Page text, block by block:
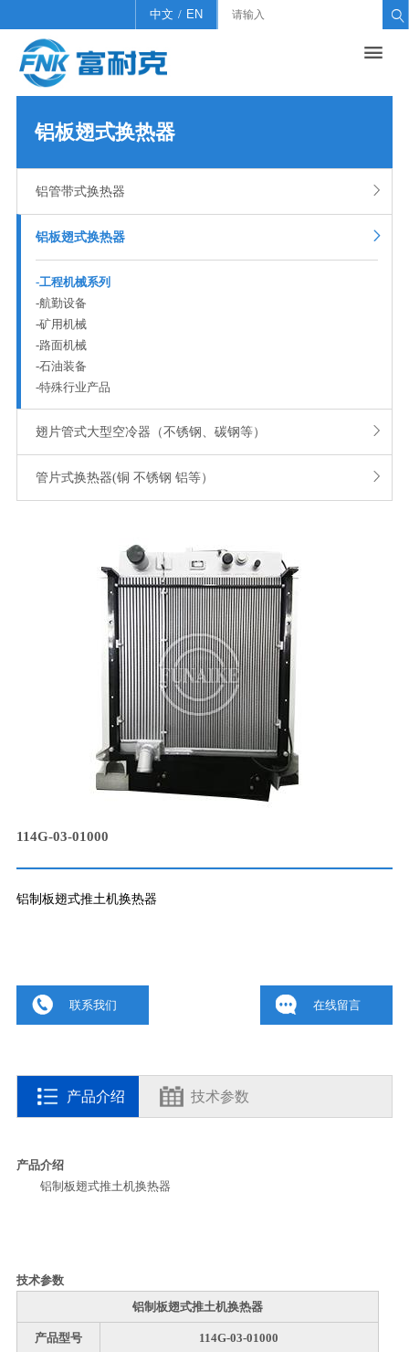

中文 / EN

产品中心
铝管带式换热器
管片式换热器(铜 不锈钢 铝等）
关于我们
公司简介
招贤纳士
招聘信息
新闻中心
公司新闻
联系我们
联系我们
铝板翅式换热器
铝管带式换热器 
铝板翅式换热器 
-工程机械系列
-航勤设备
-矿用机械
-路面机械
-石油装备
-特殊行业产品
翅片管式大型空冷器（不锈钢、碳钢等） 
管片式换热器(铜 不锈钢 铝等） 
114G-03-01000
铝制板翅式推土机换热器
联系我们 在线留言
产品介绍 技术参数
产品介绍
铝制板翅式推土机换热器
技术参数
铝制板翅式推土机换热器
产品型号 114G-03-01000